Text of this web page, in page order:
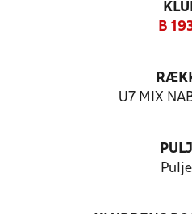
B
U7 MIX
Pulje